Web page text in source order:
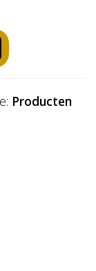
Producten